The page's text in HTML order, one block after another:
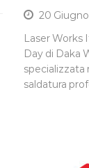
20
Laser Works
Day di Daka
specializzata
saldatura